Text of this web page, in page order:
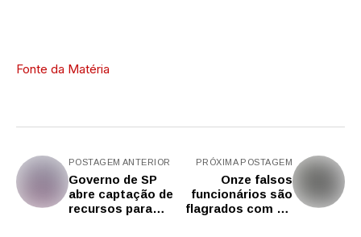
Fonte da Matéria
POSTAGEM ANTERIOR
Governo de SP
abre captação de
recursos para
PRÓXIMA POSTAGEM
Onze falsos
funcionários são
flagrados com 1,5